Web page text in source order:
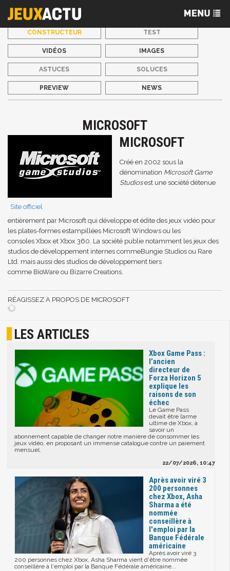
CONSTRUCTEUR TEST
VIDÉOS IMAGES
ASTUCES SOLUCES
PREVIEW NEWS
MICROSOFT
MICROSOFT
Site officiel
Créé en 2002 sous la
dénomination Microsoft Game
Studiosest une société détenue
entièrement par Microsoft qui développe et édite des jeux vidéo pour
les plates-formes estampillées Microsoft Windows ou les
consoles Xbox et Xbox 360. La société publie notamment les jeux des
studios de développement internes commeBungie Studios ou Rare
Ltd. mais aussi des studios de développement tiers
comme BioWare ou Bizarre Creations.
RÉAGISSEZ A PROPOS DE MICROSOFT
LES ARTICLES
Xbox Game Pass :
l’ancien
directeur de
Forza Horizon 5
explique les
raisons de son
échec
Le Game Pass
devait être l’arme
ultime de Xbox, à
savoir un
abonnement capable de changer notre manière de consommer les
jeux vidéo, en proposant un immense catalogue contre un paiement
mensuel.
22/07/2026, 10:47
Après avoir viré 3
200 personnes
chez Xbox, Asha
Sharma a été
nommée
conseillère à
l'emploi par la
Banque Fédérale
américaine
Après avoir viré 3
200 personnes chez Xbox, Asha Sharma vient d'être nommée
conseillère à l'emploi par la Banque Fédérale américaine...